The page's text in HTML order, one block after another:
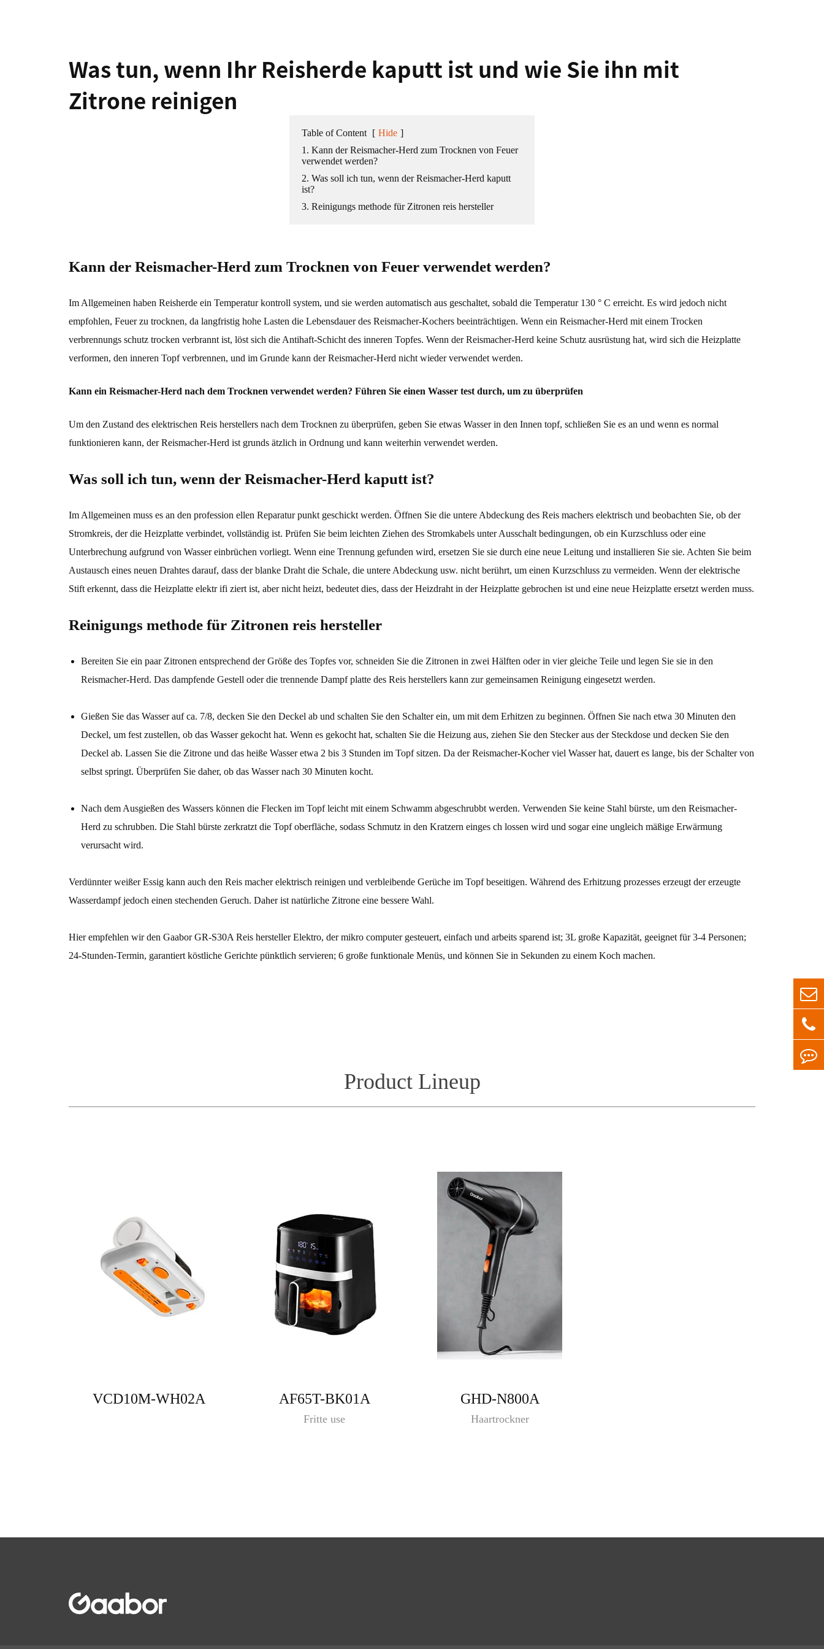
Was tun, wenn Ihr Reisherde kaputt ist und wie Sie ihn mit
Zitrone reinigen
Table of Content [ Hide ]
1. Kann der Reismacher-Herd zum Trocknen von Feuer
verwendet werden?
2. Was soll ich tun, wenn der Reismacher-Herd kaputt
ist?
3. Reinigungs methode für Zitronen reis hersteller
Kann der Reismacher-Herd zum Trocknen von Feuer verwendet werden?
Im Allgemeinen haben Reisherde ein Temperatur kontroll system, und sie werden automatisch aus geschaltet, sobald die Temperatur 130 ° C erreicht. Es wird jedoch nicht
empfohlen, Feuer zu trocknen, da langfristig hohe Lasten die Lebensdauer des Reismacher-Kochers beeinträchtigen. Wenn ein Reismacher-Herd mit einem Trocken
verbrennungs schutz trocken verbrannt ist, löst sich die Antihaft-Schicht des inneren Topfes. Wenn der Reismacher-Herd keine Schutz ausrüstung hat, wird sich die Heizplatte
verformen, den inneren Topf verbrennen, und im Grunde kann der Reismacher-Herd nicht wieder verwendet werden.
Kann ein Reismacher-Herd nach dem Trocknen verwendet werden? Führen Sie einen Wasser test durch, um zu überprüfen
Um den Zustand des elektrischen Reis herstellers nach dem Trocknen zu überprüfen, geben Sie etwas Wasser in den Innen topf, schließen Sie es an und wenn es normal
funktionieren kann, der Reismacher-Herd ist grunds ätzlich in Ordnung und kann weiterhin verwendet werden.
Was soll ich tun, wenn der Reismacher-Herd kaputt ist?
Im Allgemeinen muss es an den profession ellen Reparatur punkt geschickt werden. Öffnen Sie die untere Abdeckung des Reis machers elektrisch und beobachten Sie, ob der
Stromkreis, der die Heizplatte verbindet, vollständig ist. Prüfen Sie beim leichten Ziehen des Stromkabels unter Ausschalt bedingungen, ob ein Kurzschluss oder eine
Unterbrechung aufgrund von Wasser einbrüchen vorliegt. Wenn eine Trennung gefunden wird, ersetzen Sie sie durch eine neue Leitung und installieren Sie sie. Achten Sie beim
Austausch eines neuen Drahtes darauf, dass der blanke Draht die Schale, die untere Abdeckung usw. nicht berührt, um einen Kurzschluss zu vermeiden. Wenn der elektrische
Stift erkennt, dass die Heizplatte elektr ifi ziert ist, aber nicht heizt, bedeutet dies, dass der Heizdraht in der Heizplatte gebrochen ist und eine neue Heizplatte ersetzt werden muss.
Reinigungs methode für Zitronen reis hersteller
Bereiten Sie ein paar Zitronen entsprechend der Größe des Topfes vor, schneiden Sie die Zitronen in zwei Hälften oder in vier gleiche Teile und legen Sie sie in den
Reismacher-Herd. Das dampfende Gestell oder die trennende Dampf platte des Reis herstellers kann zur gemeinsamen Reinigung eingesetzt werden.
Gießen Sie das Wasser auf ca. 7/8, decken Sie den Deckel ab und schalten Sie den Schalter ein, um mit dem Erhitzen zu beginnen. Öffnen Sie nach etwa 30 Minuten den
Deckel, um fest zustellen, ob das Wasser gekocht hat. Wenn es gekocht hat, schalten Sie die Heizung aus, ziehen Sie den Stecker aus der Steckdose und decken Sie den
Deckel ab. Lassen Sie die Zitrone und das heiße Wasser etwa 2 bis 3 Stunden im Topf sitzen. Da der Reismacher-Kocher viel Wasser hat, dauert es lange, bis der Schalter von
selbst springt. Überprüfen Sie daher, ob das Wasser nach 30 Minuten kocht.
Nach dem Ausgießen des Wassers können die Flecken im Topf leicht mit einem Schwamm abgeschrubbt werden. Verwenden Sie keine Stahl bürste, um den Reismacher-
Herd zu schrubben. Die Stahl bürste zerkratzt die Topf oberfläche, sodass Schmutz in den Kratzern einges ch lossen wird und sogar eine ungleich mäßige Erwärmung
verursacht wird.
Verdünnter weißer Essig kann auch den Reis macher elektrisch reinigen und verbleibende Gerüche im Topf beseitigen. Während des Erhitzung prozesses erzeugt der erzeugte
Wasserdampf jedoch einen stechenden Geruch. Daher ist natürliche Zitrone eine bessere Wahl.
Hier empfehlen wir den Gaabor GR-S30A Reis hersteller Elektro, der mikro computer gesteuert, einfach und arbeits sparend ist; 3L große Kapazität, geeignet für 3-4 Personen;
24-Stunden-Termin, garantiert köstliche Gerichte pünktlich servieren; 6 große funktionale Menüs, und können Sie in Sekunden zu einem Koch machen.
Product Lineup
VCD10M-WH02A AF65T-BK01A
Fritte use
GHD-N800A
Haartrockner